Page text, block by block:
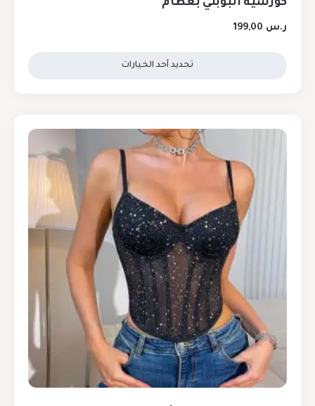
كورسيه أنبوبتي بعظام
ر.س
تحديد أحد الخيارات